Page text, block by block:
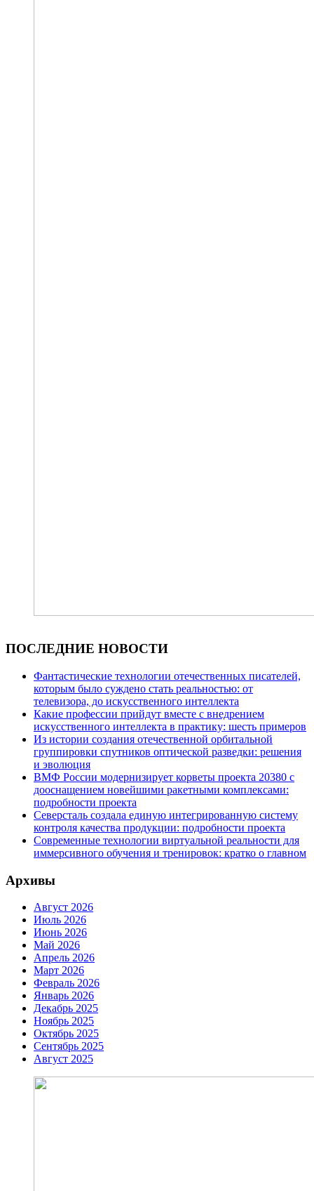
ПОСЛЕДНИЕ НОВОСТИ
Фантастические технологии отечественных писателей,
которым было суждено стать реальностью: от
телевизора, до искусственного интеллекта
Какие профессии прийдут вместе с внедрением
искусственного интеллекта в практику: шесть примеров
Из истории создания отечественной орбитальной
группировки спутников оптической разведки: решения
и эволюция
ВМФ России модернизирует корветы проекта 20380 с
дооснащением новейшими ракетными комплексами:
подробности проекта
Северсталь создала единую интегрированную систему
контроля качества продукции: подробности проекта
Современные технологии виртуальной реальности для
иммерсивного обучения и тренировок: кратко о главном
Архивы
Август 2026
Июль 2026
Июнь 2026
Май 2026
Апрель 2026
Март 2026
Февраль 2026
Январь 2026
Декабрь 2025
Ноябрь 2025
Октябрь 2025
Сентябрь 2025
Август 2025